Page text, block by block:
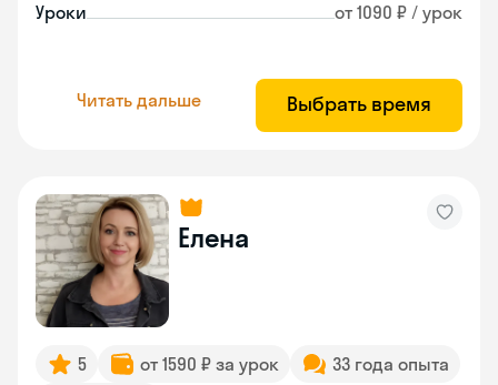
Уроки от 1090 ₽ / урок
Читать дальше Выбрать время
Елена
5 от 1590 ₽ за урок
33 года опыта